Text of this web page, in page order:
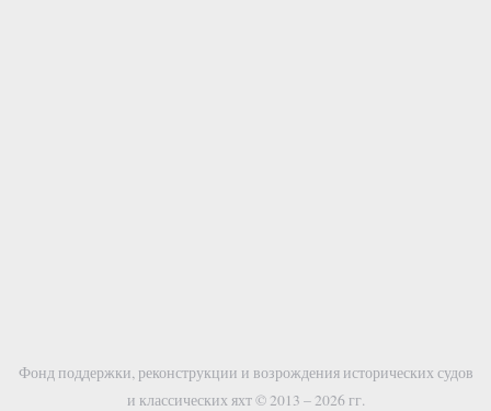
Фонд поддержки, реконструкции и возрождения исторических судов
и классических яхт © 2013 – 2026 гг.